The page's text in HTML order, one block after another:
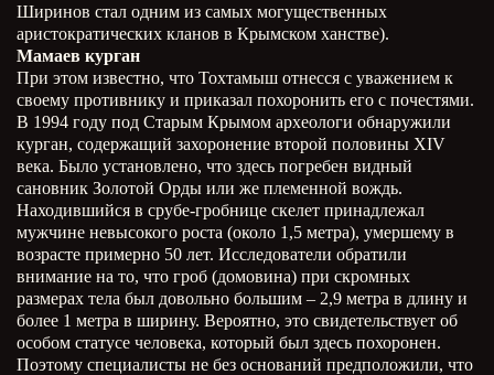
Ширинов стал одним из самых могущественных
аристократических кланов в Крымском ханстве).
Мамаев курган
При этом известно, что Тохтамыш отнесся с уважением к
своему противнику и приказал похоронить его с почестями.
В 1994 году под Старым Крымом археологи обнаружили
курган, содержащий захоронение второй половины XIV
века. Было установлено, что здесь погребен видный
сановник Золотой Орды или же племенной вождь.
Находившийся в срубе-гробнице скелет принадлежал
мужчине невысокого роста (около 1,5 метра), умершему в
возрасте примерно 50 лет. Исследователи обратили
внимание на то, что гроб (домовина) при скромных
размерах тела был довольно большим – 2,9 метра в длину и
более 1 метра в ширину. Вероятно, это свидетельствует об
особом статусе человека, который был здесь похоронен.
Поэтому специалисты не без оснований предположили, что